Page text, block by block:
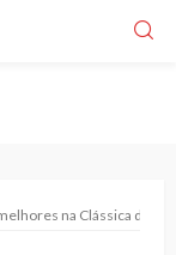
na Clássica da